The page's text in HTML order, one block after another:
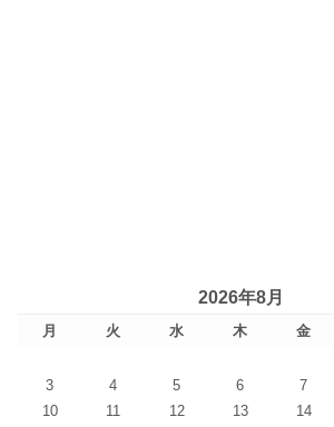
2026年8月
月 火 水 木 金
3
4 5 6 7
10
11 12 13 14